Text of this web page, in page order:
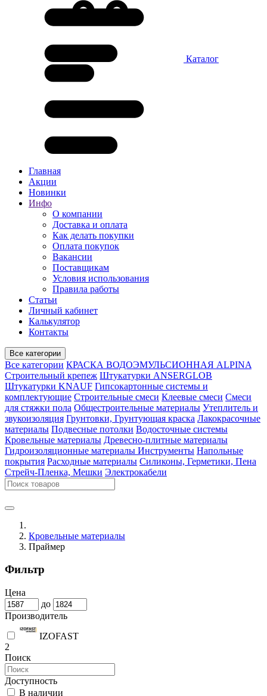
Каталог
Главная
Акции
Новинки
Инфо
О компании
Доставка и оплата
Как делать покупки
Оплата покупок
Вакансии
Поставщикам
Условия использования
Правила работы
Статьи
Личный кабинет
Калькулятор
Контакты
Все категории
Все категории КРАСКА ВОДОЭМУЛЬСИОННАЯ ALPINA
Строительный крепеж Штукатурки ANSERGLOB
Штукатурки KNAUF Гипсокартонные системы и
комплектующие Строительные смеси Клеевые смеси Смеси
для стяжки пола Общестроительные материалы Утеплитель и
звукоизоляция Грунтовки, Грунтующая краска Лакокрасочные
материалы Подвесные потолки Водосточные системы
Кровельные материалы Древесно-плитные материалы
Гидроизоляционные материалы Инструменты Напольные
покрытия Расходные материалы Силиконы, Герметики, Пена
Стрейч-Пленка, Мешки Электрокабели
Кровельные материалы
Праймер
Фильтр
Цена
до
Производитель
IZOFAST
2
Поиск
Доступность
В наличии